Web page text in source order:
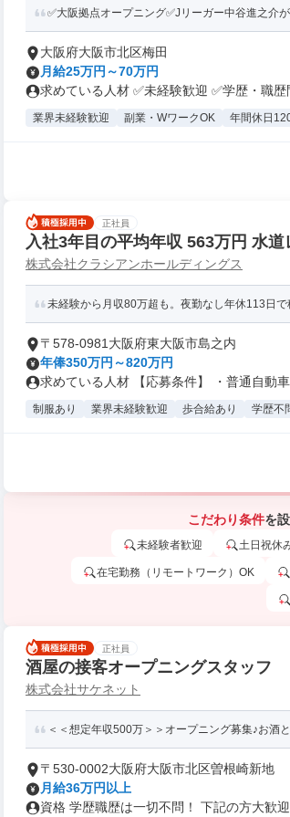
✅大阪拠点オープニング✅Jリーガー中谷進之介
大阪府大阪市北区梅田
月給25万円～70万円
求めている人材 ✅未経験歓迎 ✅学歴・職歴
業界未経験歓迎 副業・WワークOK 年間休日
正社員
入社3年目の平均年収 563万円 水
株式会社クラシアンホールディングス
未経験から月収80万超も。夜勤なし年休113日
〒578-0981大阪府東大阪市島之内
年俸350万円～820万円
求めている人材 【応募条件】 ・普通自動
制服あり 業界未経験歓迎 歩合給あり 学歴不
こだわり条件を
未経験者歓迎 土日祝休
在宅勤務（リモートワーク）OK
正社員
酒屋の接客オープニングスタッフ
株式会社サケネット
＜＜想定年収500万＞＞オープニング募集♪お酒
〒530-0002大阪府大阪市北区曽根崎新地
月給36万円以上
資格 学歴職歴は一切不問！ 下記の方大歓